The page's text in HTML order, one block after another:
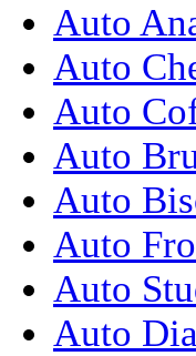
Auto
Auto
Auto
Auto
Auto
Auto
Auto
Auto